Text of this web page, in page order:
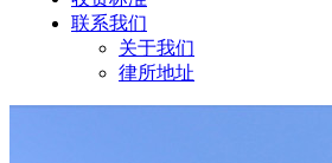
联系我们
关于我们
律所地址